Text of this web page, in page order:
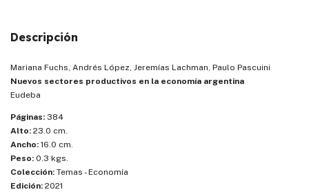
Descripción
Mariana Fuchs, Andrés López, Jeremías Lachman, Paulo Pascuini
Nuevos sectores productivos en la economía argentina
Eudeba
Páginas: 384
Alto: 23.0 cm.
Ancho: 16.0 cm.
Peso: 0.3 kgs.
Colección: Temas - Economía
Edición: 2021